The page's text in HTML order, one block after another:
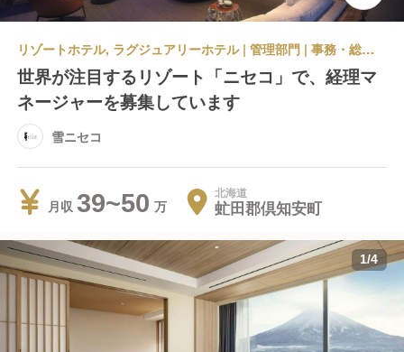
リゾートホテル, ラグジュアリーホテル | 管理部門 | 事務・総務・経理・人事
世界が注目するリゾート「ニセコ」で、経理マ
ネージャーを募集しています
雪ニセコ
月収 39~50 北海道
虻田郡倶知安町
1/4